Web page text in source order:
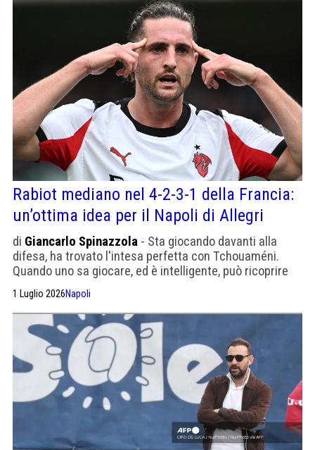
Rabiot mediano nel 4-2-3-1 della Francia:
un’ottima idea per il Napoli di Allegri
di Giancarlo Spinazzola - Sta giocando davanti alla
difesa, ha trovato l'intesa perfetta con Tchouaméni.
Quando uno sa giocare, ed è intelligente, può ricoprire
1 Luglio 2026Napoli